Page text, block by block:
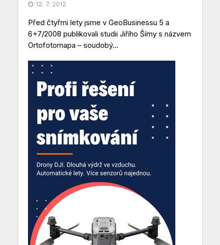
12. 7. 2012
Před čtyřmi lety jsme v GeoBusinessu 5 a
6+7/2008 publikovali studii Jiřího Šímy s názvem
Ortofotomapa – soudobý...